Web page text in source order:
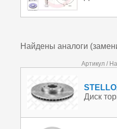
Найдены аналоги
Артикул /
Диск